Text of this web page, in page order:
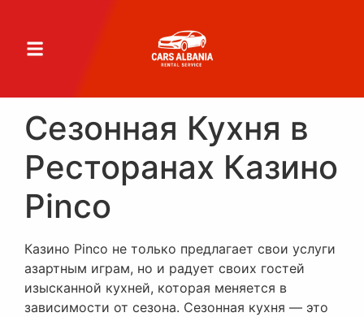
Сезонная Кухня в
Ресторанах Казино
Pinco
Казино Pinco не только предлагает свои услуги
азартным играм, но и радует своих гостей
изысканной кухней, которая меняется в
зависимости от сезона. Сезонная кухня — это